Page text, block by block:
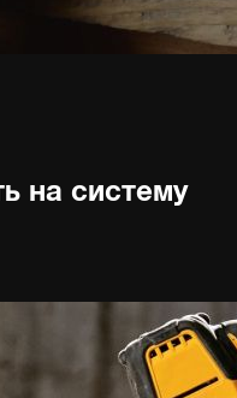
на систему